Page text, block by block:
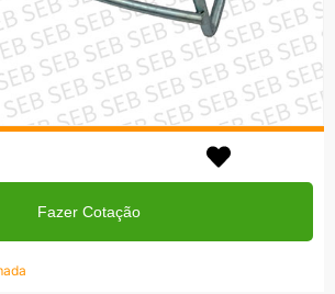
Fazer Cotação